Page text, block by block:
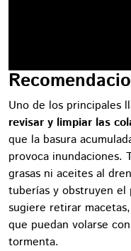
Uno de los principales
revisar y limpiar las
que la basura
provoca inundaciones.
grasas ni aceites al
tuberías y obstruyen el
sugiere retirar
que puedan volarse
tormenta.